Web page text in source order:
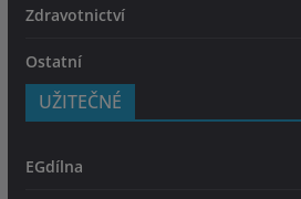
Zdravotnictví
Ostatní
UŽITEČNÉ
EGdílna